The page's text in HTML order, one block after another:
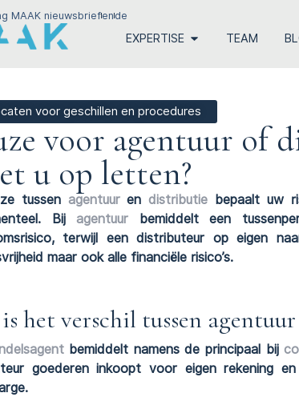
MAAK nieuwsbriefende
EXPERTISE TEAM
voor geschillen en procedures
voor agentuur of
u op letten?
tussen agentuurendistributie bepaalt uw
Bij agentuur bemiddelt een
terwijl een distributeur op eigen
maar ook alle financiële risico’s.
het verschil tussen
bemiddelt namens de principaal bij
goederen inkoopt voor eigen rekening